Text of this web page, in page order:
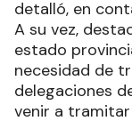
detalló, en
A su vez,
estado
necesidad de
delegaciones
venir a